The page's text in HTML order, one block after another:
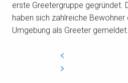
erste Greetergruppe gegründet.
haben sich zahlreiche
Umgebung als Greeter gemeldet.